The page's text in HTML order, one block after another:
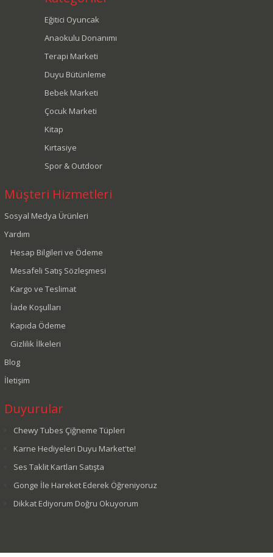
Eğitici Oyuncak
Anaokulu Donanımı
Terapi Marketi
Duyu Bütünleme
Bebek Marketi
Çocuk Marketi
Kitap
Kırtasiye
Spor & Outdoor
Müşteri Hizmetleri
Sosyal Medya Ürünleri
Yardım
Hesap Bilgileri ve Ödeme
Mesafeli Satış Sözleşmesi
Kargo ve Teslimat
İade Koşulları
Kapıda Ödeme
Gizlilik İlkeleri
Blog
İletişim
Duyurular
Chewy Tubes Çiğneme Tüpleri
Karne Hediyeleri Duyu Market'te!
Ses Taklit Kartları Satışta
Gonge İle Hareket Ederek Öğreniyoruz
Dikkat Ediyorum Doğru Okuyorum